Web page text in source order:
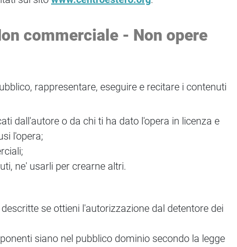
commerciale - Non opere
rappresentare, eseguire e recitare i contenuti
dall'autore o da chi ti ha dato l'opera in licenza e
l'opera;
ne' usarli per crearne altri.
se ottieni l'autorizzazione dal detentore dei
siano nel pubblico dominio secondo la legge